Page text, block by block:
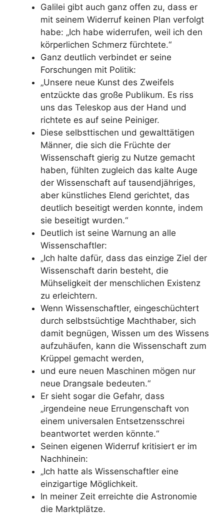
Galilei gibt auch ganz offen zu, dass er
mit seinem Widerruf keinen Plan verfolgt
habe: „Ich habe widerrufen, weil ich den
körperlichen Schmerz fürchtete.“
Ganz deutlich verbindet er seine
Forschungen mit Politik:
„Unsere neue Kunst des Zweifels
entzückte das große Publikum. Es riss
uns das Teleskop aus der Hand und
richtete es auf seine Peiniger.
Diese selbsttischen und gewalttätigen
Männer, die sich die Früchte der
Wissenschaft gierig zu Nutze gemacht
haben, fühlten zugleich das kalte Auge
der Wissenschaft auf tausendjähriges,
aber künstliches Elend gerichtet, das
deutlich beseitigt werden konnte, indem
sie beseitigt wurden.“
Deutlich ist seine Warnung an alle
Wissenschaftler:
„Ich halte dafür, dass das einzige Ziel der
Wissenschaft darin besteht, die
Mühseligkeit der menschlichen Existenz
zu erleichtern.
Wenn Wissenschaftler, eingeschüchtert
durch selbstsüchtige Machthaber, sich
damit begnügen, Wissen um des Wissens
aufzuhäufen, kann die Wissenschaft zum
Krüppel gemacht werden,
und eure neuen Maschinen mögen nur
neue Drangsale bedeuten.“
Er sieht sogar die Gefahr, dass
„irgendeine neue Errungenschaft von
einem universalen Entsetzensschrei
beantwortet werden könnte.“
Seinen eigenen Widerruf kritisiert er im
Nachhinein:
„Ich hatte als Wissenschaftler eine
einzigartige Möglichkeit.
In meiner Zeit erreichte die Astronomie
die Marktplätze.